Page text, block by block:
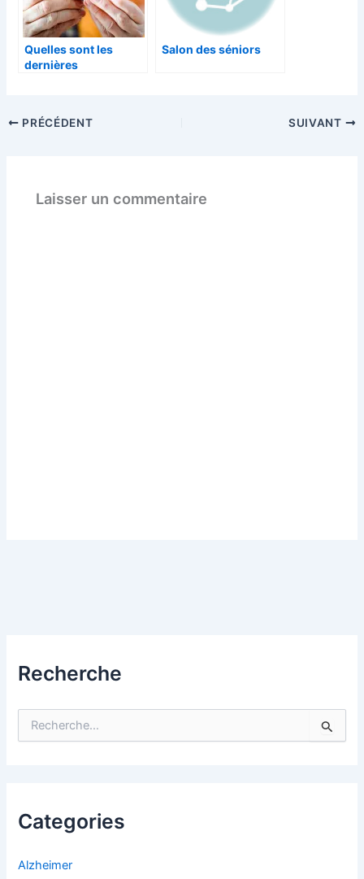
Quelles sont les
dernières
Salon des séniors
PRÉCÉDENT SUIVANT
Laisser un commentaire
Recherche
c
h
r
Categories
Alzheimer